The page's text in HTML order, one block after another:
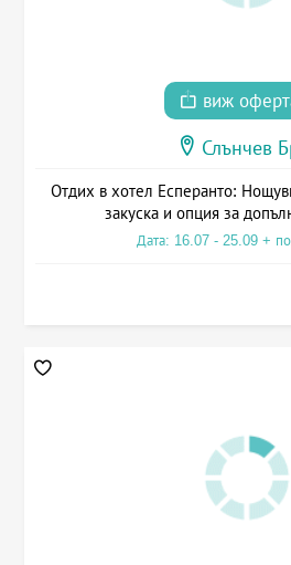
виж
Слънчев
Отдих в хотел Есперанто:
закуска и опция за
Дата: 16.07 - 25.09 +